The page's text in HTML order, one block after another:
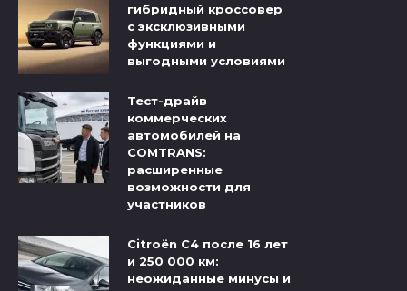
гибридный кроссовер
с эксклюзивными
функциями и
выгодными условиями
Тест-драйв
коммерческих
автомобилей на
COMTRANS:
расширенные
возможности для
участников
Citroёn C4 после 16 лет
и 250 000 км:
неожиданные минусы и